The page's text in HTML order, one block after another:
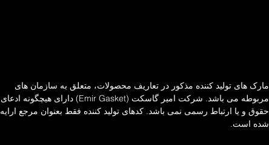
مارک های تولید کننده مذکور در تعاریف محصولات، متعلق به سازمان های
مربوطه می باشد. شرکت امیر گاسکت (Emir Gasket) دارای هیچگونه ادعای
حقوق و یا ارتباط رسمی نمی باشد. کدهای تولید کننده فقط بعنوان مرجع ارایه
شده است.